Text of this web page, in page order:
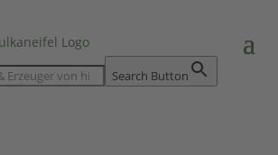
Search Button